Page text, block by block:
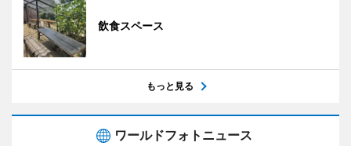
飲食スペース
もっと見る
ワールドフォトニュース